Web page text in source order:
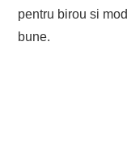
pentru birou si
bune.